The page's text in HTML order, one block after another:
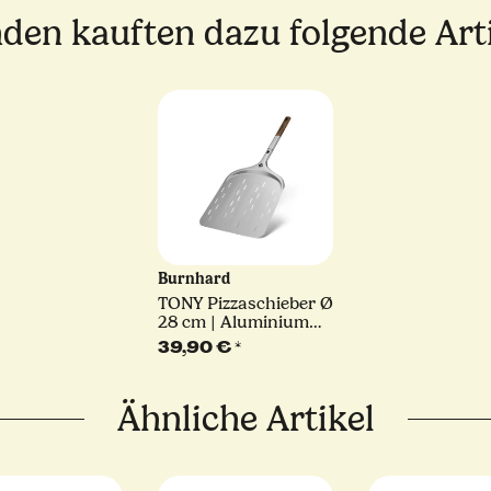
kauften dazu folgende
Burnhard
TONY Pizzaschieber Ø
28 cm | Aluminium
Pizzaschaufel für
Pizzaöfen
39,90 €*
Ähnliche Artikel